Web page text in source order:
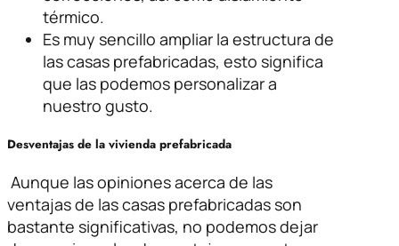
térmico.
Es muy sencillo ampliar la estructura de
las casas prefabricadas, esto significa
que las podemos personalizar a
nuestro gusto.
Desventajas de la vivienda prefabricada
Aunque las opiniones acerca de las
ventajas de las casas prefabricadas son
bastante significativas, no podemos dejar